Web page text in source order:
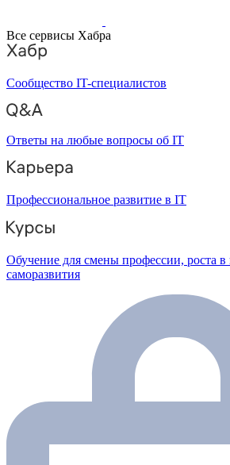
Все сервисы Хабра
Сообщество IT-специалистов
Ответы на любые вопросы об IT
Профессиональное развитие в IT
Обучение для смены профессии, роста в
саморазвития